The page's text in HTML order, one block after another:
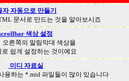
자 자동으로 만들기
문서로 만드는 것을 알아보시죠
색상 설정
오른쪽의 말림막대 색상을
로 쉽게 설정하는 것이예요
미디 자료실
용하는 *.mid 파일들이 많이 있습니다